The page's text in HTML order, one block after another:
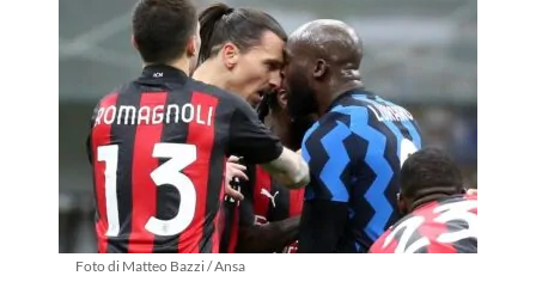
Foto di Matteo Bazzi / Ansa